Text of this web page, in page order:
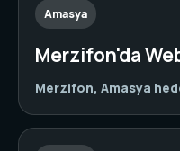
Amasya
Merzifon'da
Merzifon, Amasya